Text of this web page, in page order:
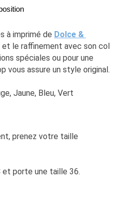
à imprimé de Dolce &
et le raffinement avec son col
spéciales ou pour une
vous assure un style original.
Jaune, Bleu, Vert
prenez votre taille
et porte une taille 36.